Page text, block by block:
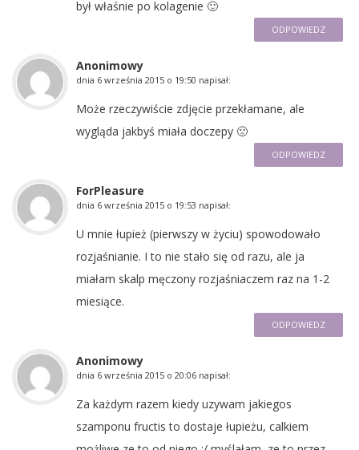
był właśnie po kolagenie 🙂
ODPOWIEDZ
Anonimowy
dnia 6 września 2015 o 19:50 napisał:
Może rzeczywiście zdjęcie przekłamane, ale
wygląda jakbyś miała doczepy 🙁
ODPOWIEDZ
ForPleasure
dnia 6 września 2015 o 19:53 napisał:
U mnie łupież (pierwszy w życiu) spowodowało
rozjaśnianie. I to nie stało się od razu, ale ja
miałam skalp męczony rozjaśniaczem raz na 1-2
miesiące.
ODPOWIEDZ
Anonimowy
dnia 6 września 2015 o 20:06 napisał:
Za każdym razem kiedy uzywam jakiegos
szamponu fructis to dostaje łupieżu, calkiem